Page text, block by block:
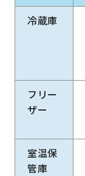
冷蔵庫
フリー
ザー
室温保
管庫